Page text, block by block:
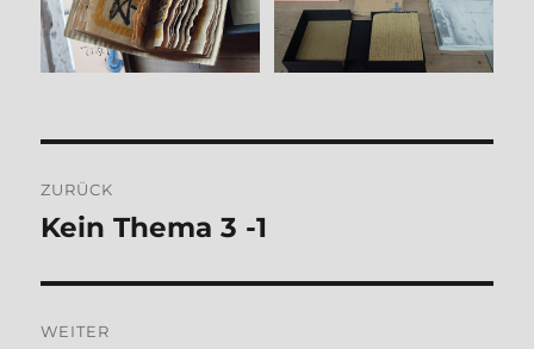
ZURÜCK
Vorheriger
Kein Thema 3 -1
WEITER